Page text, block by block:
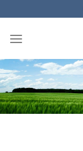
to
content